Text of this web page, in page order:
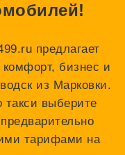
предлагает
комфорт, бизнес и
из Марковки.
такси выберите
тарифами на